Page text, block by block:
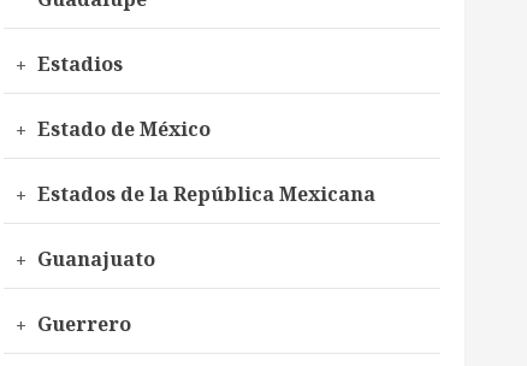
Estadios
Estado de México
Estados de la República Mexicana
Guanajuato
Guerrero